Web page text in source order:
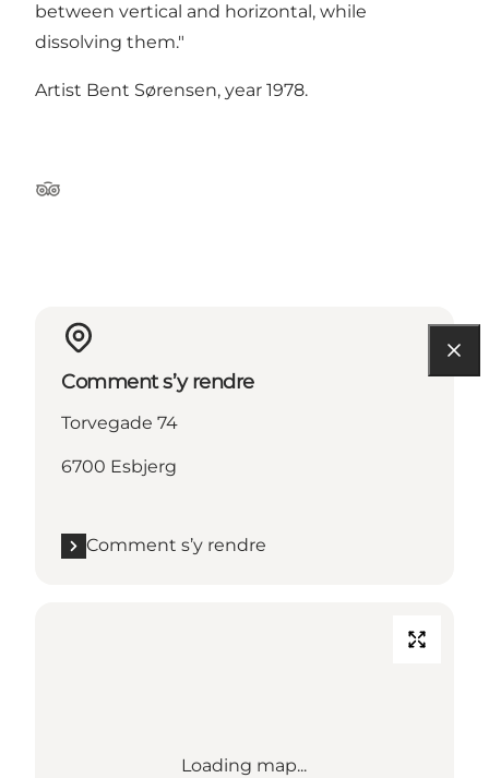
between vertical and horizontal, while
dissolving them."
Artist Bent Sørensen, year 1978.
Tripadvisor
Comment s’y rendre
Torvegade 74
6700 Esbjerg
Comment s’y rendre
Loading map...